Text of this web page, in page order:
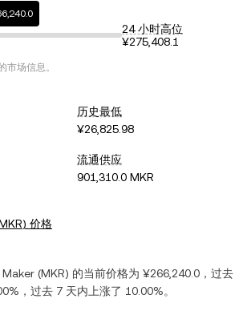
24 小时高位
¥275,408.1
市场信息。
历史最低
¥26,825.98
流通供应
901,310.0 MKR
) 价格
Maker (MKR) 的当前价格为 ¥266,240.0 ，过去
，过去 7 天内 上涨了 10.00%。